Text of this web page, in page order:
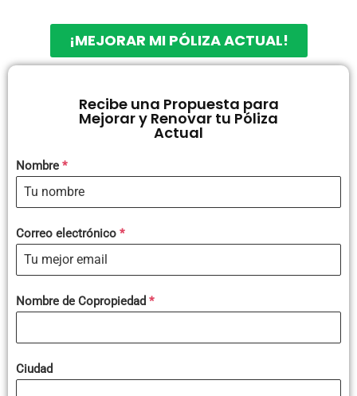
¡MEJORAR MI PÓLIZA ACTUAL!
Recibe una Propuesta para
Mejorar y Renovar tu Póliza
Actual
Nombre *
Correo electrónico *
Nombre de Copropiedad *
Ciudad